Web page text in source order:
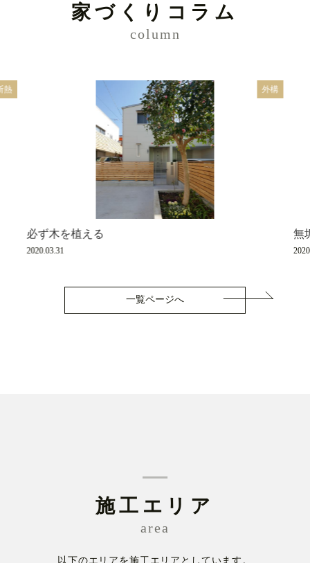
家づくりコラム
column
熱 外構
必ず木を植える
2020.03.31
無
一覧ページへ
施工エリア
area
以下のエリアを施工エリアとしています。